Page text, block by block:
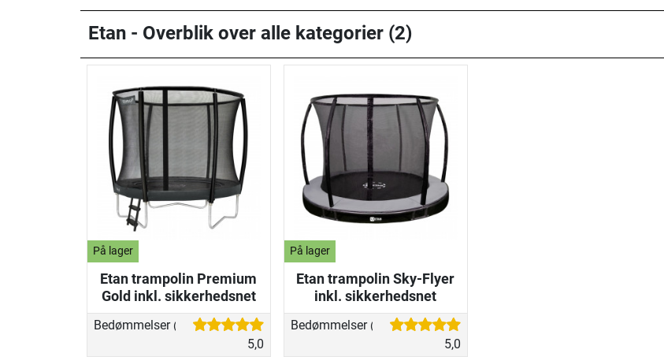
Etan - Overblik over alle kategorier (2)
På lager
Etan trampolin Premium
Gold inkl. sikkerhedsnet
Bedømmelser (1)
5,0
På lager
Etan trampolin Sky-Flyer
inkl. sikkerhedsnet
Bedømmelser (1)
5,0